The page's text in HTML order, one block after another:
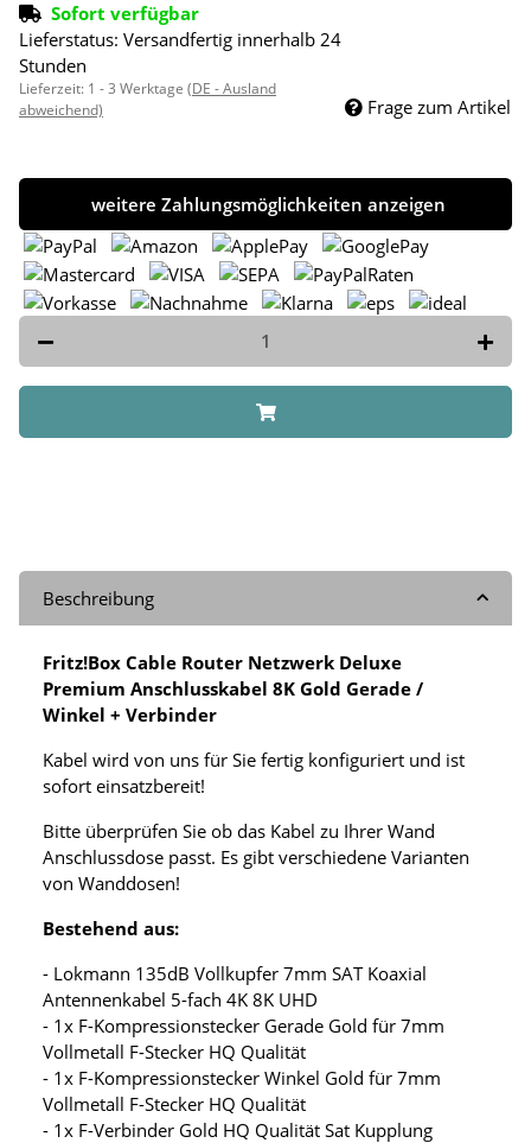
Sofort verfügbar
Lieferstatus: Versandfertig innerhalb 24
Stunden
Lieferzeit: 1 - 3 Werktage (DE - Ausland
abweichend)
Frage zum Artikel
weitere Zahlungsmöglichkeiten anzeigen
Beschreibung
Fritz!Box Cable Router Netzwerk Deluxe
Premium Anschlusskabel 8K Gold Gerade /
Winkel + Verbinder
Kabel wird von uns für Sie fertig konfiguriert und ist
sofort einsatzbereit!
Bitte überprüfen Sie ob das Kabel zu Ihrer Wand
Anschlussdose passt. Es gibt verschiedene Varianten
von Wanddosen!
Bestehend aus:
- Lokmann 135dB Vollkupfer 7mm SAT Koaxial
Antennenkabel 5-fach 4K 8K UHD
- 1x F-Kompressionstecker Gerade Gold für 7mm
Vollmetall F-Stecker HQ Qualität
- 1x F-Kompressionstecker Winkel Gold für 7mm
Vollmetall F-Stecker HQ Qualität
- 1x F-Verbinder Gold HQ Qualität Sat Kupplung